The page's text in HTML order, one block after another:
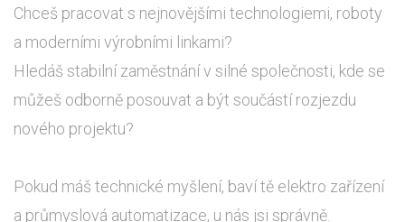
Chceš pracovat s nejnovějšími technologiemi, roboty
a moderními výrobními linkami?
Hledáš stabilní zaměstnání v silné společnosti, kde se
můžeš odborně posouvat a být součástí rozjezdu
nového projektu?
Pokud máš technické myšlení, baví tě elektro zařízení
a průmyslová automatizace, u nás jsi správně.